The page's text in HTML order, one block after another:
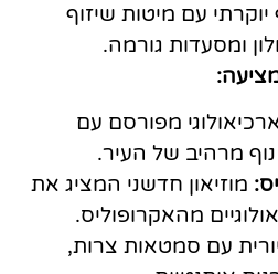
יוקרתי עם מיטות שיזוף
ומסעדות גורמה.
מפורסם עם
מרהיב של העיר.
מוזיאון חדשני המציג את
מהאקרופוליס.
עם סמטאות צרות,